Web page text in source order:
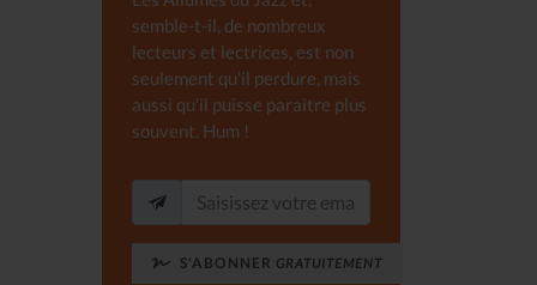
semble-t-il, de nombreux
lecteurs et lectrices, est non
seulement qu'il perdure, mais
aussi qu'il puisse paraître plus
souvent. Hum !
S'ABONNER GRATUITEMENT